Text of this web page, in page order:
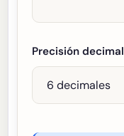
Precisión decimal